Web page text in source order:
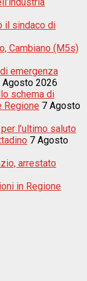
il sindaco di
Cambiano (M5s)
emergenza
Agosto 2026
schema di
Regione 7 Agosto
l’ultimo saluto
7 Agosto
arrestato
in Regione